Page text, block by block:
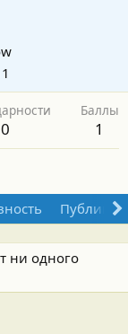
0
Баллы
1
ни одного